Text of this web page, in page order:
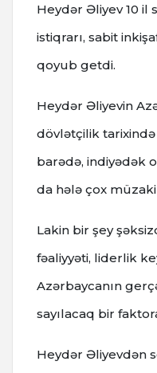
Heydər Əliyev 10 il
istiqrarı, sabit
qoyub getdi.
Heydər Əliyevin
dövlətçilik tarixində
barədə, indiyədək
da hələ çox
Lakin bir şey
fəaliyyəti, liderlik
Azərbaycanın
sayılacaq bir
Heydər Əliyevdən